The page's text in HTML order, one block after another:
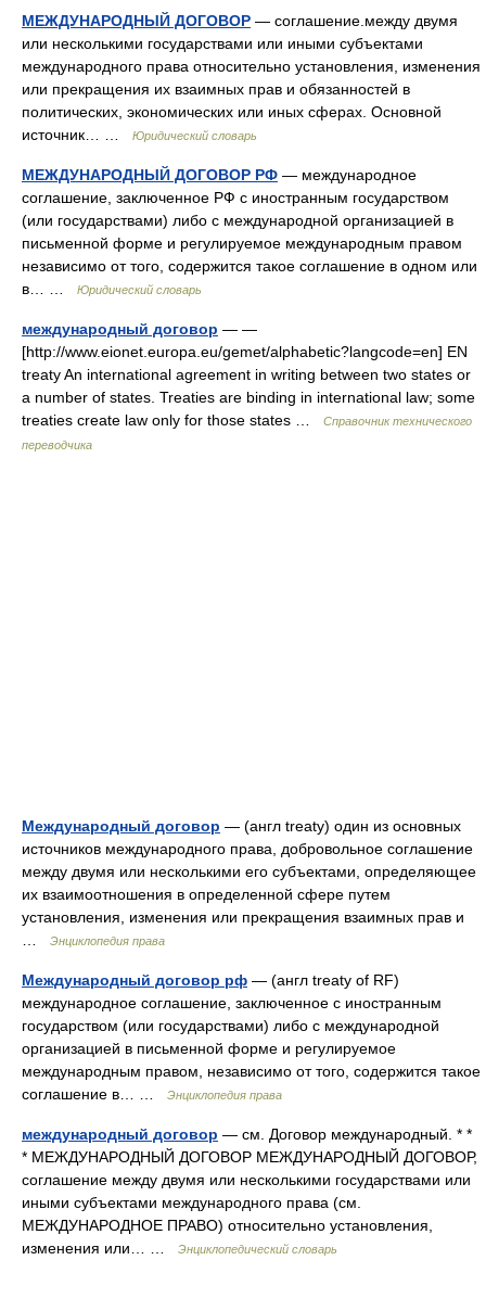
МЕЖДУНАРОДНЫЙ ДОГОВОР — соглашение.между двумя
или несколькими государствами или иными субъектами
международного права относительно установления, изменения
или прекращения их взаимных прав и обязанностей в
политических, экономических или иных сферах. Основной
источник… …
Юридический словарь
МЕЖДУНАРОДНЫЙ ДОГОВОР РФ — международное
соглашение, заключенное РФ с иностранным государством
(или государствами) либо с международной организацией в
письменной форме и регулируемое международным правом
независимо от того, содержится такое соглашение в одном или
в… …
Юридический словарь
международный договор — —
[http://www.eionet.europa.eu/gemet/alphabetic?langcode=en] EN
treaty An international agreement in writing between two states or
a number of states. Treaties are binding in international law; some
treaties create law only for those states …
Справочник технического
переводчика
Международный договор — (англ treaty) один из основных
источников международного права, добровольное соглашение
между двумя или несколькими его субъектами, определяющее
их взаимоотношения в определенной сфере путем
установления, изменения или прекращения взаимных прав и
Энциклопедия права
Международный договор рф — (англ treaty of RF)
международное соглашение, заключенное с иностранным
государством (или государствами) либо с международной
организацией в письменной форме и регулируемое
международным правом, независимо от того, содержится такое
соглашение в… …
Энциклопедия права
международный договор — см. Договор международный. * *
* МЕЖДУНАРОДНЫЙ ДОГОВОР МЕЖДУНАРОДНЫЙ ДОГОВОР,
соглашение между двумя или несколькими государствами или
иными субъектами международного права (см.
МЕЖДУНАРОДНОЕ ПРАВО) относительно установления,
изменения или… …
Энциклопедический словарь